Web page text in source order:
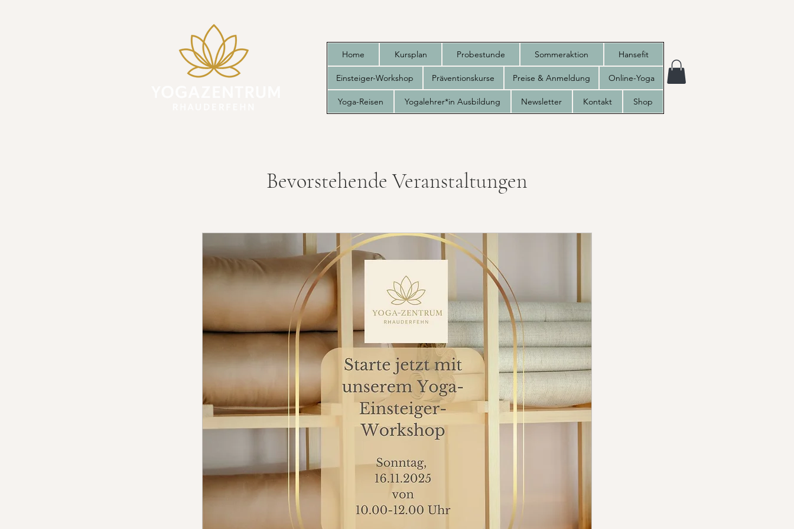
Home Kursplan Probestunde Sommeraktion Hansefit
Einsteiger-Workshop Präventionskurse Preise & Anmeldung Online-Yoga
Yoga-Reisen Yogalehrer*in Ausbildung Newsletter Kontakt Shop
Bevorstehende Veranstaltungen